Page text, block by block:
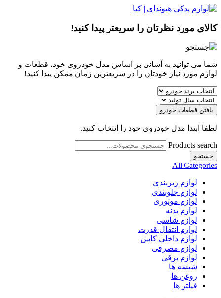
کالای مورد نظرتان را سریعتر پیدا کنید!
شما می توانید به آسانی بر اساس مدل خودروی خود، قطعات و
لوازم مورد نیاز خودتان را در سریعترین زمان ممکن پیدا کنید!
یافتن قطعات خودرو
لطفا ابتدا مدل خودروی خود را انتخاب کنید.
Products search
جستجو
All Categories
لوازم زیربندی
لوازم جلوبندی
لوازم موتوری
لوازم بدنه
لوازم شاسی
لوازم انتقال قدرت
لوازم داخلی کابین
لوازم مصرفی
لوازم برقی
شیشه ها
روغن ها
فیلتر ها